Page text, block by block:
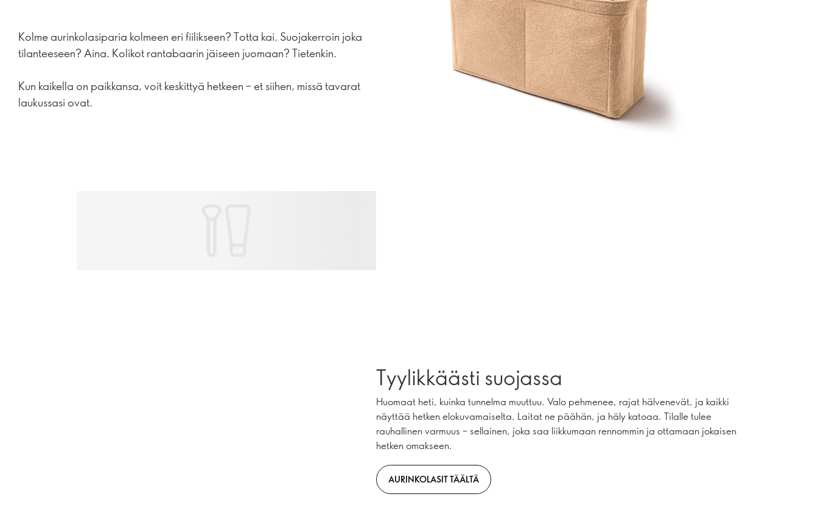
Kolme aurinkolasiparia kolmeen eri fiilikseen? Totta kai. Suojakerroin joka
tilanteeseen? Aina. Kolikot rantabaarin jäiseen juomaan? Tietenkin.
Kun kaikella on paikkansa, voit keskittyä hetkeen – et siihen, missä tavarat
laukussasi ovat.
Tyylikkäästi suojassa
Huomaat heti, kuinka tunnelma muuttuu. Valo pehmenee, rajat hälvenevät, ja kaikki
näyttää hetken elokuvamaiselta. Laitat ne päähän, ja häly katoaa. Tilalle tulee
rauhallinen varmuus – sellainen, joka saa liikkumaan rennommin ja ottamaan jokaisen
hetken omakseen.
AURINKOLASIT TÄÄLTÄ